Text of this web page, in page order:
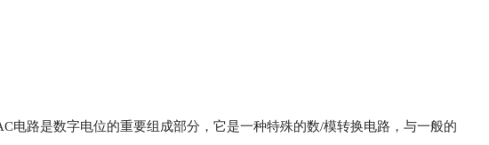
电路是数字电位的重要组成部分，它是一种特殊的数/模转换电路，与一般的